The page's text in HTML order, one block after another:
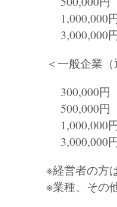
1,000,000円
3,000,000円
＜一般企業（
300,000円（
500,000円（
1,000,000円
3,000,000円
※経営者の方
※業種、その